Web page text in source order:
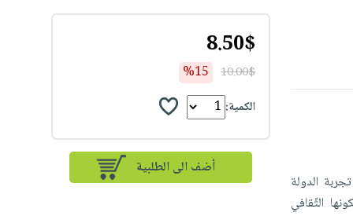
الدولة
الثّقافي
8.50$
10.00$
%15
الكمية:
أضف الى الطلبية